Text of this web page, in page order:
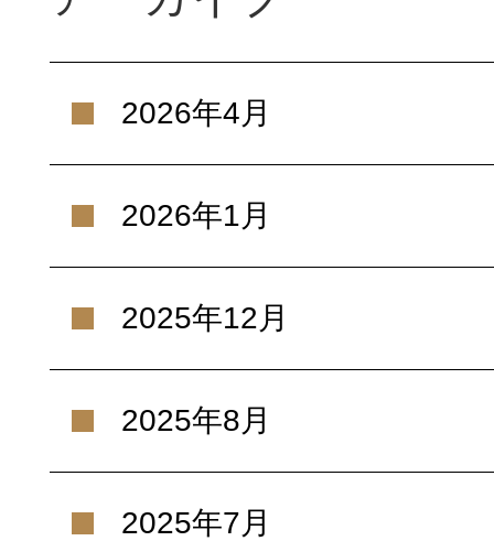
2026年4月
2026年1月
2025年12月
2025年8月
2025年7月